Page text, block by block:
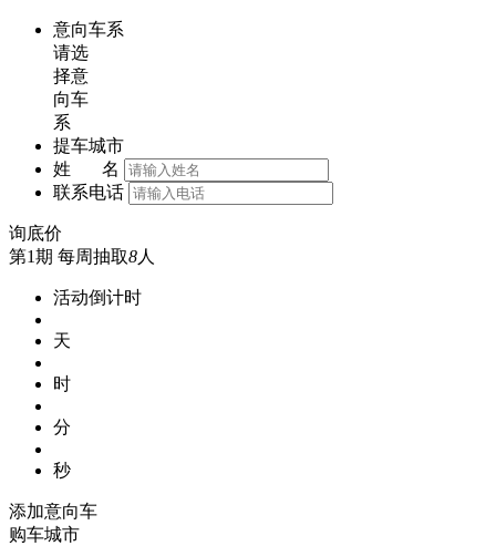
意向车系
请选
择意
向车
系
提车城市
姓 名
联系电话
询底价
第1期 每周抽取8人
活动倒计时
天
时
分
秒
添加意向车
购车城市